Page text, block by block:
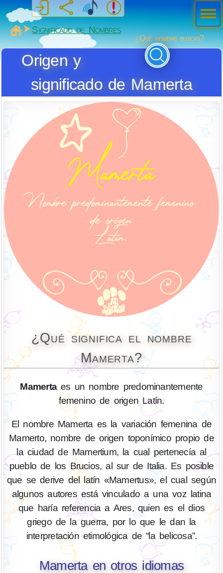
MiSabueso
Significado de Nombres
¿Qué nombre buscas?
Origen y
significado de Mamerta
¿Qué significa el nombre
Mamerta?
Mamertaes un nombre predominantemente
femenino de origen Latín.
El nombre Mamerta es la variación femenina de
Mamerto, nombre de origen toponímico propio de
la ciudad de Mamertium, la cual pertenecía al
pueblo de los Brucios, al sur de Italia. Es posible
que se derive del latín «Mamertus», el cual según
algunos autores está vinculado a una voz latina
que haría referencia a Ares, quien es el dios
griego de la guerra, por lo que le dan la
interpretación etimológica de “la belicosa”.
Mamerta en otros idiomas
Men
ú